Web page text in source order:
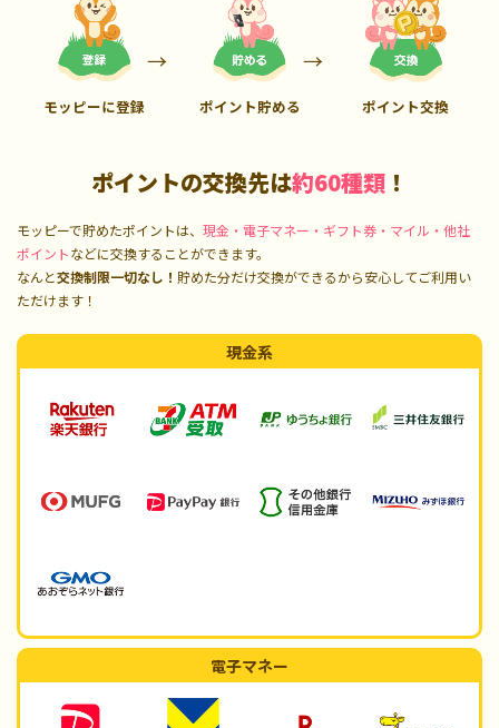
モッピーに登録 ポイント貯める ポイント交換
ポイントの交換先は約60種類 ！
モッピーで貯めたポイントは、 現金・電子マネー・ギフト券・マイル・他社
ポイントなどに交換することができます。
なんと交換制限一切なし！ 貯めた分だけ交換ができるから安心してご利用い
ただけます！
現金系
電子マネー